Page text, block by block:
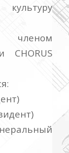
членом
CHORUS